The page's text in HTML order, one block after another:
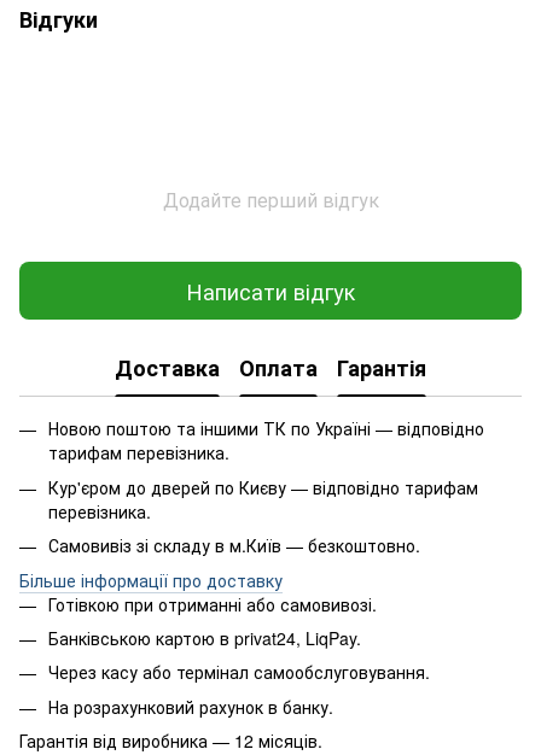
Відгуки
Додайте перший відгук
Написати відгук
Доставка Оплата Гарантія
Новою поштою та іншими ТК по Україні — відповідно
тарифам перевізника.
Кур'єром до дверей по Києву — відповідно тарифам
перевізника.
Самовивіз зі складу в м.Київ — безкоштовно.
Більше інформації про доставку
Готівкою при отриманні або самовивозі.
Банківською картою в privat24, LiqPay.
Через касу або термінал самообслуговування.
На розрахунковий рахунок в банку.
Гарантія від виробника — 12 місяців.